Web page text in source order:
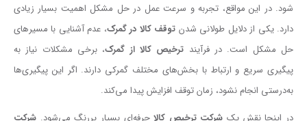
شود. در این مواقع، تجربه و سرعت عمل در حل مشکل اهمیت بسیار زیادی
دارد. یکی از دلایل طولانی شدن توقف کالا در گمرک، عدم آشنایی با مسیرهای
حل مشکل است. در فرآیند ترخیص کالا از گمرک، برخی مشکلات نیاز به
پیگیری سریع و ارتباط با بخش‌های مختلف گمرکی دارند. اگر این پیگیری‌ها
به‌درستی انجام نشود، زمان توقف افزایش پیدا می‌کند.
در اینجا نقش یک شرکت ترخیص کالاحرفه‌ای بسیار پررنگ می‌شود. شرکت